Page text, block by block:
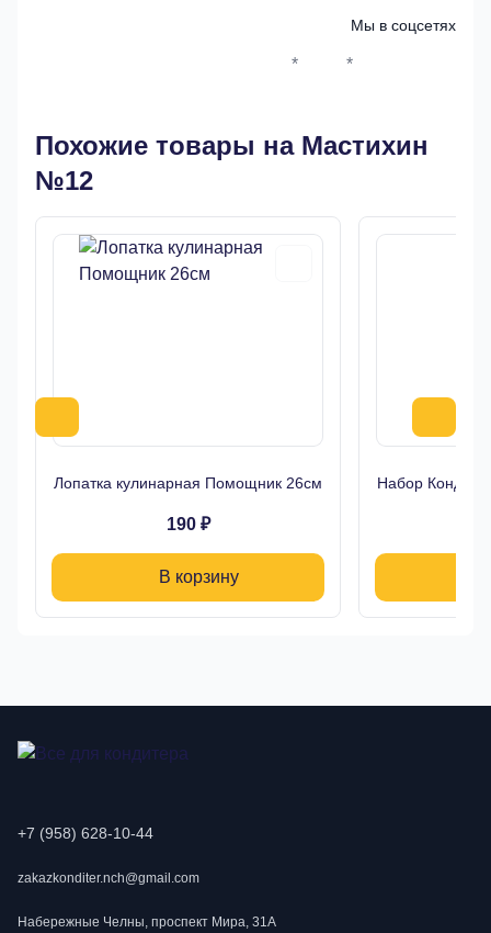
Мы в соцсетях
* *
Похожие товары на Мастихин
№12
Лопатка кулинарная Помощник 26см
190 ₽
В корзину
Набор
+7 (958) 628-10-44
zakazkonditer.nch@gmail.com
Набережные Челны, проспект Мира, 31А